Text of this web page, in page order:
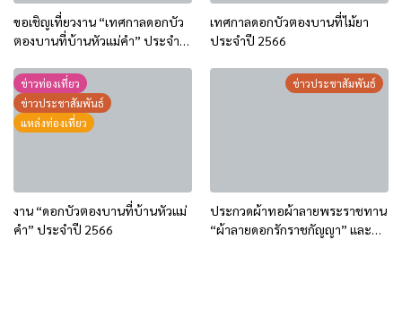
ขอเชิญเที่ยวงาน “เทศกาลดอกบัว
ตองบานที่บ้านหัวแม่คำ” ประจำปี
เทศกาลดอกบัวตองบานที่ไม้ยา
ประจำปี 2566
ข่าวท่องเที่ยว
ข่าวประชาสัมพันธ์
แหล่งท่องเที่ยว
งาน “ดอกบัวตองบานที่บ้านหัวแม่
คำ” ประจำปี 2566
ข่าวประชาสัมพันธ์
ประกวดผ้าทอผ้าลายพระราชทาน
“ผ้าลายดอกรักราชกัญญา” และ